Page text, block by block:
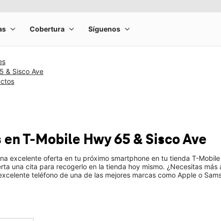
& Sisco Ave
en T-Mobile Hwy 65 & Sisco Ave
excelente oferta en tu próximo smartphone en tu tienda T-
una cita para recogerlo en la tienda hoy mismo. ¿Necesitas
teléfono de una de las mejores marcas como Apple o